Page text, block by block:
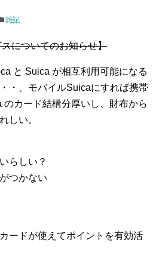
雑記
についてのお知らせ】
と Suica が相互利用可能になる
・、モバイルSuicaにすれば携帯
カード結構分厚いし、財布から
しい。
らしい？
つかない
ードが使えてポイントを有効活